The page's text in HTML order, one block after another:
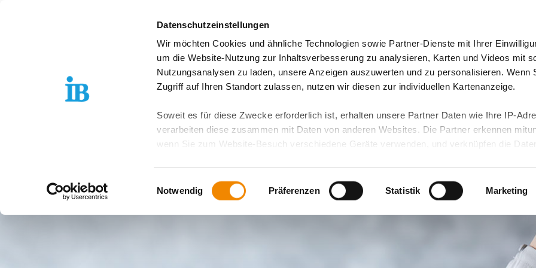
Datenschutzeinstellungen
Wir möchten Cookies und ähnliche Technologien sowie Partner-Dienste mit Ihrer
um die Website-Nutzung zur Inhaltsverbesserung zu analysieren, Karten und Videos mit
Nutzungsanalysen zu laden, unsere Anzeigen auszuwerten und zu personalisieren. Wenn
Zugriff auf Ihren Standort zulassen, nutzen wir diesen zur individuellen Kartenanzeige.
Soweit es für diese Zwecke erforderlich ist, erhalten unsere Partner Daten wie Ihre IP-
verarbeiten diese zusammen mit Daten von anderen Websites. Die Partner erkennen
wenn Sie zum Website-Besuch verschiedene Geräte verwenden, und verknüpfen die Daten
ausgeschlossen werden. Dort ist kein der EU gleichwertiges Datenschutzniveau
zusätzlichen Risiken für Ihre Daten führen kann.
Weitere Details finden Sie in unserenDatenschutzhinweisenund in unsererCookie-
Sie möchten, dass alle Website-Funktionen für diese Zwecke aktiviert sind, müssen Sie
Kategorien auswählen. Sie können mittels nachfolgender Buttons über Ihre Einwilligung für
Zwecke entscheiden und Ihre erteilte Einwilligung stets für die Zukunft widerrufen. Bitte
Einwilligungsauswahl
Notwendig Präferenzen Statistik Marketing
Sprachkurse
Anmeldung Über uns Kontakt